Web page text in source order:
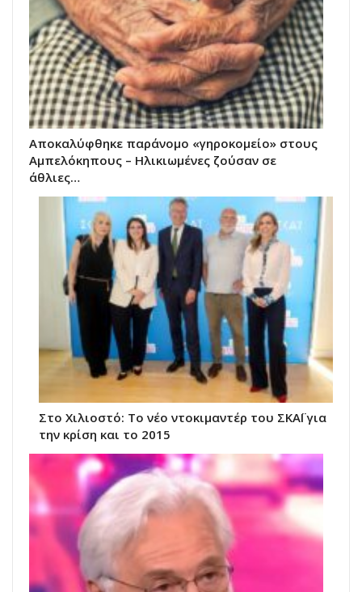
Αποκαλύφθηκε παράνομο «γηροκομείο» στους
Αμπελόκηπους – Ηλικιωμένες ζούσαν σε
άθλιες…
Στο Χιλιοστό: Το νέο ντοκιμαντέρ του ΣΚΑΪ για
την κρίση και το 2015